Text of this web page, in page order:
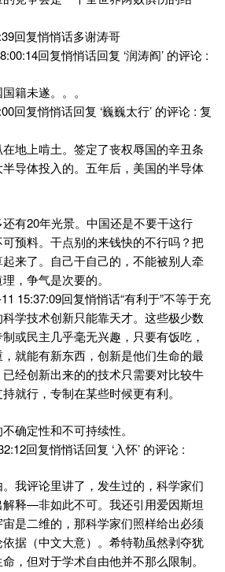
回复悄悄话多谢涛哥
回复悄悄话回复 ‘润涛阎’ 的评论 :
籍未遂。。。
回复悄悄话回复 ‘巍巍太行’ 的评论 : 复
地上啃土。签定了丧权辱国的辛丑条
导体投入的。五年后，美国的半导体
有20年光景。中国还是不要干这行
预料。干点别的来钱快的不行吗？把
来了。自己干自己的，不能被别人牵
，争气是次要的。
15:37:09回复悄悄话“有利于”不等于充
学技术创新只能靠天才。这些极少数
或民主几乎毫无兴趣，只要有饭吃，
就能有新东西，创新是他们生命的最
经创新出来的的技术只需要对比较牛
就行，专制在某些时候更有利。
确定性和不可持续性。
回复悄悄话回复 ‘入怀’ 的评论 :
我评论里讲了，发生过的，科学家们
释—非如此不可。我还引用爱因斯坦
是二维的，那科学家们照样给出必须
据（中文大意）。希特勒虽然剥夺犹
，但对于学术自由他并不那么限制。